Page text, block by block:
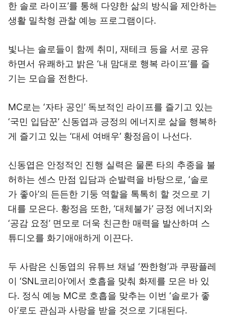
한 솔로 라이프’를 통해 다양한 삶의 방식을 제안하는
생활 밀착형 관찰 예능 프로그램이다.
빛나는 솔로들이 함께 취미, 재테크 등을 서로 공유
하면서 유쾌하고 밝은 ‘내 맘대로 행복 라이프’를 즐
기는 모습을 전한다.
MC로는 ‘자타 공인’ 독보적인 라이프를 즐기고 있는
‘국민 입담꾼’ 신동엽과 긍정의 에너지로 삶을 행복하
게 즐기고 있는 ‘대세 여배우’ 황정음이 나선다.
신동엽은 안정적인 진행 실력은 물론 타의 추종을 불
허하는 센스 만점 입담과 순발력을 바탕으로, ‘솔로
가 좋아’의 든든한 기둥 역할을 톡톡히 할 것으로 기
대를 모은다. 황정음 또한, ‘대체불가’ 긍정 에너지와
‘공감 요정’ 면모로 더욱 친근한 매력을 발산하며 스
튜디오를 화기애애하게 이끈다.
두 사람은 신동엽의 유튜브 채널 ‘짠한형’과 쿠팡플레
이 ‘SNL코리아’에서 호흡을 맞춰 화제를 모은 바 있
다. 정식 예능 MC로 호흡을 맞추는 이번 ‘솔로가 좋
아’로도 관심과 사랑을 받을 것으로 기대된다.